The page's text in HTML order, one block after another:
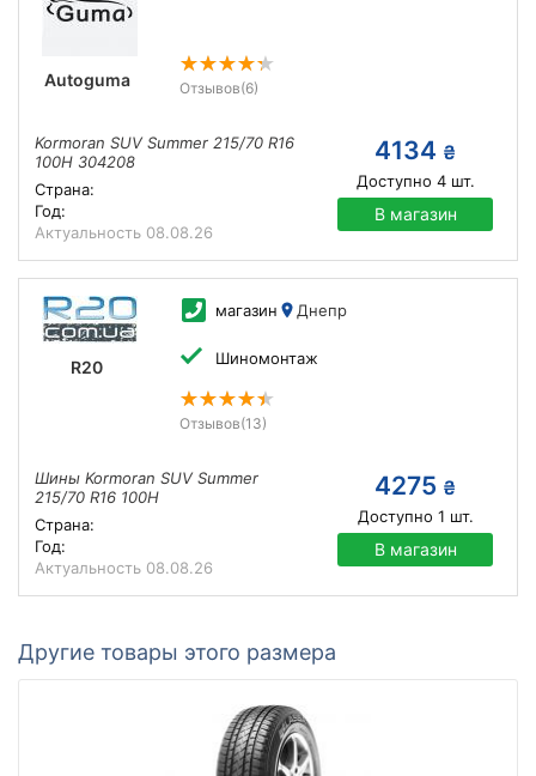
Autoguma Отзывов(6)
Kormoran SUV Summer 215/70 R16
100H 304208
Страна:
Год:
Актуальность 08.08.26
4134 ₴
Доступно 4шт.
В магазин
R20
магазин Днепр
Шиномонтаж
Отзывов(13)
Шины Kormoran SUV Summer
215/70 R16 100H
Страна:
Год:
Актуальность 08.08.26
4275 ₴
Доступно 1 шт.
В магазин
Другие товары этого размера